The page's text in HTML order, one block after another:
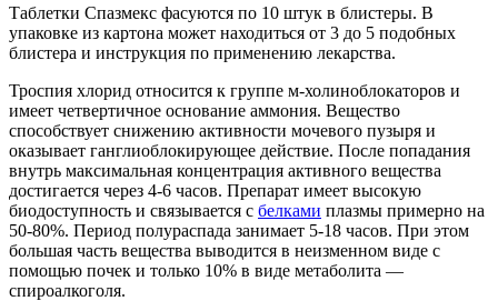
Таблетки Спазмекс фасуются по 10 штук в блистеры. В
упаковке из картона может находиться от 3 до 5 подобных
блистера и инструкция по применению лекарства.
Троспия хлорид относится к группе м-холиноблокаторов и
имеет четвертичное основание аммония. Вещество
способствует снижению активности мочевого пузыря и
оказывает ганглиоблокирующее действие. После попадания
внутрь максимальная концентрация активного вещества
достигается через 4-6 часов. Препарат имеет высокую
биодоступность и связывается с белками плазмы примерно на
50-80%. Период полураспада занимает 5-18 часов. При этом
большая часть вещества выводится в неизменном виде с
помощью почек и только 10% в виде метаболита —
спироалкоголя.